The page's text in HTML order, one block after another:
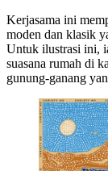
Kerjasama ini
moden dan klasik
Untuk ilustrasi ini,
suasana rumah di
gunung-ganang